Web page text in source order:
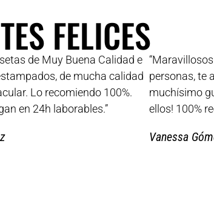
FELICES
de Muy Buena Calidad e
de mucha calidad
Lo recomiendo 100%.
en 24h laborables.”
personas, te
muchísimo
ellos! 100%
Vanessa